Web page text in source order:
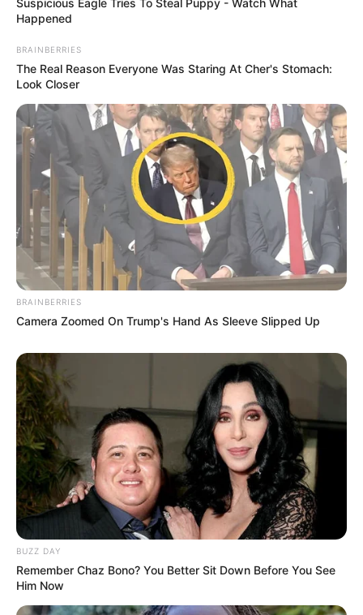
Suspicious Eagle Tries To Steal Puppy - Watch What
Happened
BRAINBERRIES
The Real Reason Everyone Was Staring At Cher's Stomach:
Look Closer
BRAINBERRIES
Camera Zoomed On Trump's Hand As Sleeve Slipped Up
BUZZ DAY
Remember Chaz Bono? You Better Sit Down Before You See
Him Now